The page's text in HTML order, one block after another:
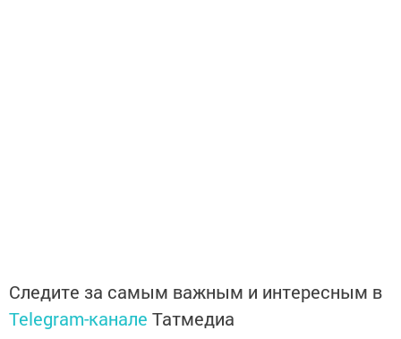
Следите за самым важным и интересным в
Telegram-канале Татмедиа